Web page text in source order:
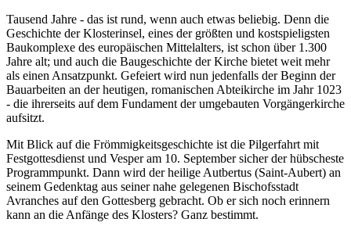
Tausend Jahre - das ist rund, wenn auch etwas beliebig. Denn die
Geschichte der Klosterinsel, eines der größten und kostspieligsten
Baukomplexe des europäischen Mittelalters, ist schon über 1.300
Jahre alt; und auch die Baugeschichte der Kirche bietet weit mehr
als einen Ansatzpunkt. Gefeiert wird nun jedenfalls der Beginn der
Bauarbeiten an der heutigen, romanischen Abteikirche im Jahr 1023
- die ihrerseits auf dem Fundament der umgebauten Vorgängerkirche
aufsitzt.
Mit Blick auf die Frömmigkeitsgeschichte ist die Pilgerfahrt mit
Festgottesdienst und Vesper am 10. September sicher der hübscheste
Programmpunkt. Dann wird der heilige Autbertus (Saint-Aubert) an
seinem Gedenktag aus seiner nahe gelegenen Bischofsstadt
Avranches auf den Gottesberg gebracht. Ob er sich noch erinnern
kann an die Anfänge des Klosters? Ganz bestimmt.